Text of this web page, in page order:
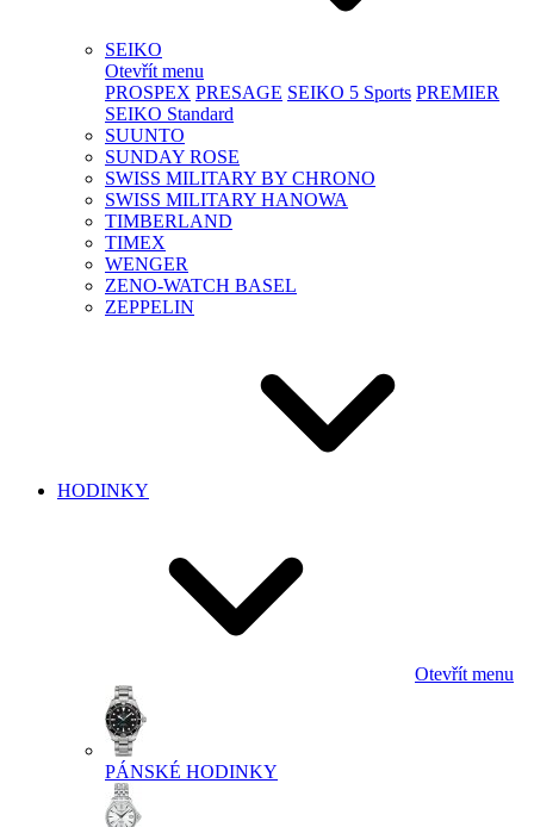
SEIKO
Otevřít menu
PROSPEX PRESAGE SEIKO 5 Sports PREMIER
SEIKO Standard
SUUNTO
SUNDAY ROSE
SWISS MILITARY BY CHRONO
SWISS MILITARY HANOWA
TIMBERLAND
TIMEX
WENGER
ZENO-WATCH BASEL
ZEPPELIN
HODINKY
Otevřít menu
PÁNSKÉ HODINKY